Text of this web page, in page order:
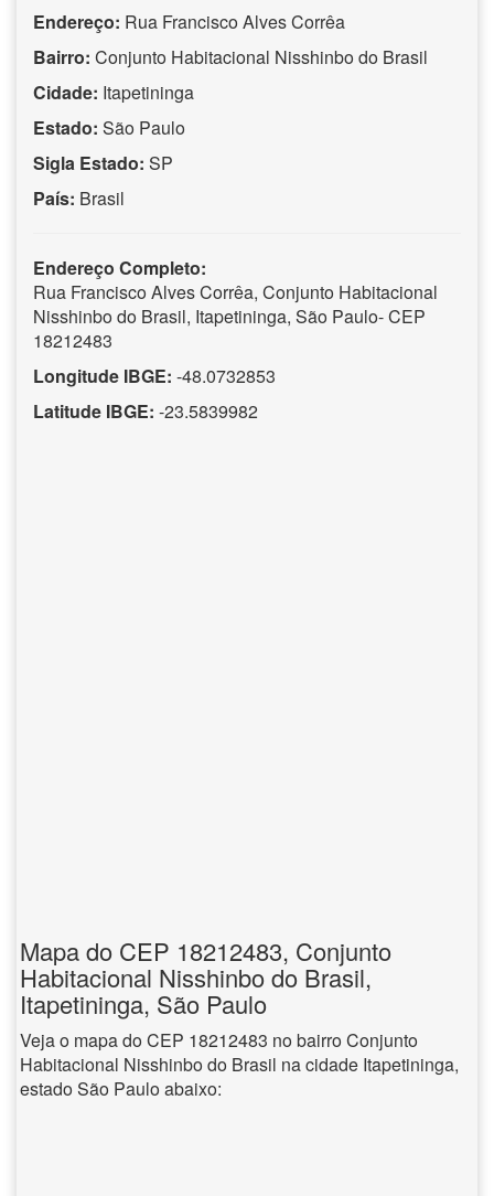
Endereço: Rua Francisco Alves Corrêa
Bairro: Conjunto Habitacional Nisshinbo do Brasil
Cidade: Itapetininga
Estado: São Paulo
Sigla Estado: SP
País: Brasil
Endereço Completo:
Rua Francisco Alves Corrêa, Conjunto Habitacional
Nisshinbo do Brasil, Itapetininga, São Paulo- CEP
18212483
Longitude IBGE: -48.0732853
Latitude IBGE: -23.5839982
Mapa do CEP 18212483, Conjunto
Habitacional Nisshinbo do Brasil,
Itapetininga, São Paulo
Veja o mapa do CEP 18212483 no bairro Conjunto
Habitacional Nisshinbo do Brasil na cidade Itapetininga,
estado São Paulo abaixo: